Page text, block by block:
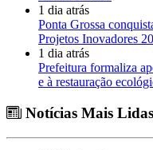
1 dia atrás
Ponta Grossa
Projetos Inovadores
1 dia atrás
Prefeitura formaliza
e à restauração
Notícias Mais Lidas